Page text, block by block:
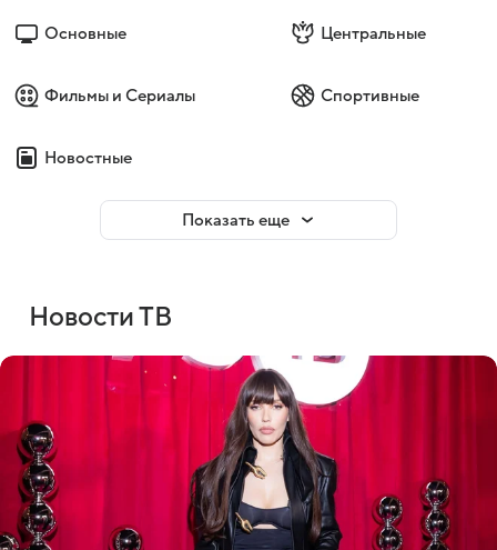
Основные Центральные
Фильмы и Сериалы Спортивные
Новостные
Показать еще
Новости ТВ